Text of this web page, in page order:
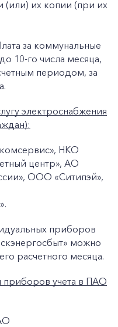
их копии (при их
за коммунальные
10-го числа месяца,
периодом, за
электроснабжения
НКО
центр», АО
ООО «Ситипэй»,
приборов
можно
расчетного месяца.
приборов учета в ПАО